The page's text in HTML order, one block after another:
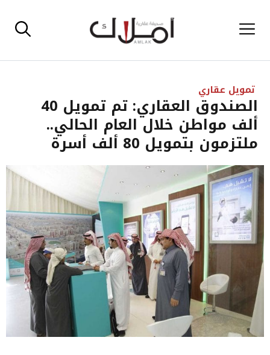
إلى القائمة
تمويل عقاري
الصندوق العقاري: تم تمويل 40
ألف مواطن خلال العام الحالي..
ملتزمون بتمويل 80 ألف أسرة